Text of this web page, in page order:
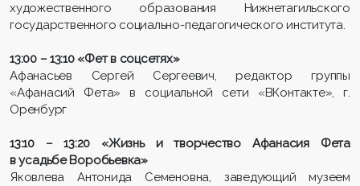
художественного образования Нижнетагильского
государственного социально-педагогического института.
13:00 – 13:10 «Фет в соцсетях»
Афанасьев Сергей Сергеевич, редактор группы
«Афанасий Фета» в социальной сети «ВКонтакте», г.
Оренбург
13:10 – 13:20 «Жизнь и творчество Афанасия Фета
в усадьбе Воробьевка»
Яковлева Антонида Семеновна, заведующий музеем